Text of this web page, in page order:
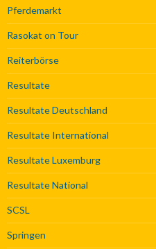
Pferdemarkt
Rasokat on Tour
Reiterbörse
Resultate
Resultate Deutschland
Resultate International
Resultate Luxemburg
Resultate National
SCSL
Springen